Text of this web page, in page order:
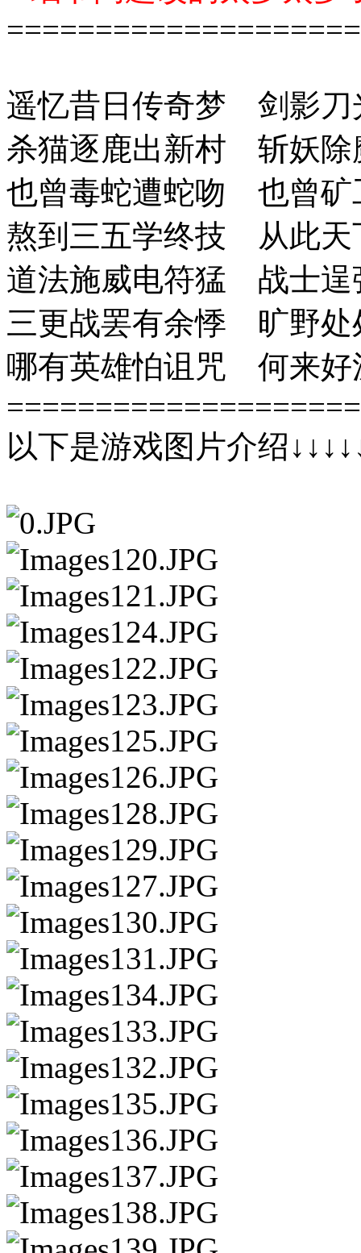
遥忆昔日传奇梦 剑影
杀猫逐鹿出新村 斩妖
也曾毒蛇遭蛇吻 也曾
熬到三五学终技 从此
道法施威电符猛 战士
三更战罢有余悸 旷野
哪有英雄怕诅咒 何来
以下是游戏图片介绍